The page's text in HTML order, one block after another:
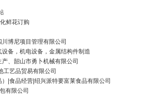
鲜花订购
博尼项目管理有限公司
备，机电设备，金属结构件制造
、韶山市勇卜机械有限公司
工艺品贸易有限公司
|食品经营|绍兴派特要富莱食品有限公司
有限公司